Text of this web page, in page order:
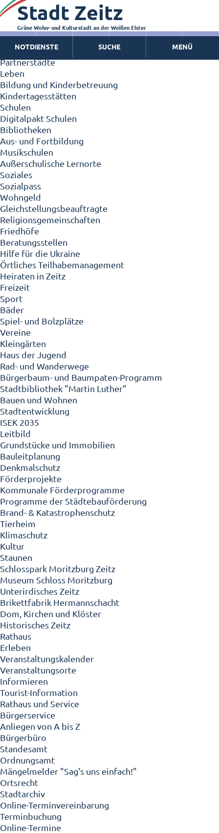
Zeitz - Die Kleinstadt
Willkommen in Zeitz!
Interview mit Oberbürgermeister Christian Thieme
Zeitz - Stadt der Zukunft
Ortschaften
Partnerstädte
Leben
Bildung und Kinderbetreuung
Kindertagesstätten
Schulen
Digitalpakt Schulen
Bibliotheken
Aus- und Fortbildung
Musikschulen
Außerschulische Lernorte
Soziales
Sozialpass
Wohngeld
Gleichstellungsbeauftragte
Religionsgemeinschaften
Friedhöfe
Beratungsstellen
Hilfe für die Ukraine
Örtliches Teilhabemanagement
Heiraten in Zeitz
Freizeit
Sport
Bäder
Spiel- und Bolzplätze
Vereine
Kleingärten
Haus der Jugend
Rad- und Wanderwege
Bürgerbaum- und Baumpaten-Programm
Stadtbibliothek "Martin Luther"
Bauen und Wohnen
Stadtentwicklung
ISEK 2035
Leitbild
Grundstücke und Immobilien
Bauleitplanung
Denkmalschutz
Förderprojekte
Kommunale Förderprogramme
Programme der Städtebauförderung
Brand- & Katastrophenschutz
Tierheim
Klimaschutz
Kultur
Staunen
Schlosspark Moritzburg Zeitz
Museum Schloss Moritzburg
Unterirdisches Zeitz
Brikettfabrik Hermannschacht
Dom, Kirchen und Klöster
Historisches Zeitz
Rathaus
Erleben
Veranstaltungskalender
Veranstaltungsorte
Informieren
Tourist-Information
Rathaus und Service
Bürgerservice
Anliegen von A bis Z
Bürgerbüro
Standesamt
Ordnungsamt
Mängelmelder "Sag's uns einfach!"
Ortsrecht
Stadtarchiv
Online-Terminvereinbarung
Terminbuchung
Online-Termine
Stadt Zeitz
Grüne Wohn- und Kulturstadt an der Weißen Elster
NOTDIENSTE SUCHE MENÜ